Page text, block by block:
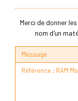
Merci de donner
nom d'un
Message